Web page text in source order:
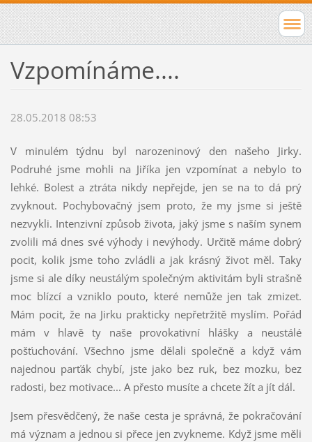
Vzpomínáme....
28.05.2018 08:53
V minulém týdnu byl narozeninový den našeho Jirky.
Podruhé jsme mohli na Jiříka jen vzpomínat a nebylo to
lehké. Bolest a ztráta nikdy nepřejde, jen se na to dá prý
zvyknout. Pochybovačný jsem proto, že my jsme si ještě
nezvykli. Intenzivní způsob života, jaký jsme s naším synem
zvolili má dnes své výhody i nevýhody. Určitě máme dobrý
pocit, kolik jsme toho zvládli a jak krásný život měl. Taky
jsme si ale díky neustálým společným aktivitám byli strašně
moc blízcí a vzniklo pouto, které nemůže jen tak zmizet.
Mám pocit, že na Jirku prakticky nepřetržitě myslím. Pořád
mám v hlavě ty naše provokativní hlášky a neustálé
pošťuchování. Všechno jsme dělali společně a když vám
najednou parťák chybí, jste jako bez ruk, bez mozku, bez
radosti, bez motivace... A přesto musíte a chcete žít a jít dál.
Jsem přesvědčený, že naše cesta je správná, že pokračování
má význam a jednou si přece jen zvykneme. Když jsme měli